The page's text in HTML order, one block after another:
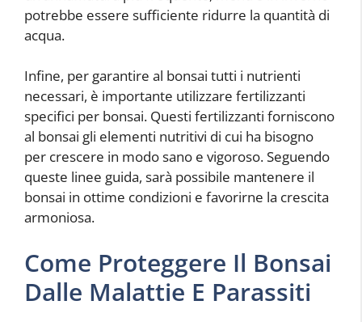
potrebbe essere sufficiente ridurre la quantità di
acqua.
Infine, per garantire al bonsai tutti i nutrienti
necessari, è importante utilizzare fertilizzanti
specifici per bonsai. Questi fertilizzanti forniscono
al bonsai gli elementi nutritivi di cui ha bisogno
per crescere in modo sano e vigoroso. Seguendo
queste linee guida, sarà possibile mantenere il
bonsai in ottime condizioni e favorirne la crescita
armoniosa.
Come Proteggere Il Bonsai
Dalle Malattie E Parassiti